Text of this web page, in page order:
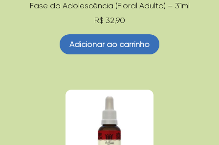
Fase da Adolescência (Floral Adulto) – 31ml
R$ 32,90
Adicionar ao carrinho